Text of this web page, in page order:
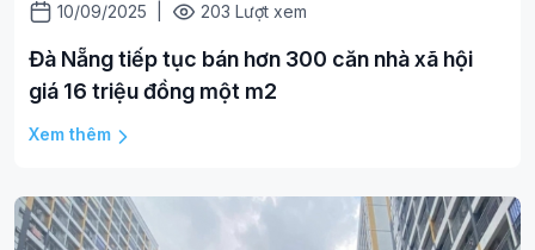
10/09/2025 203 Lượt xem
Đà Nẵng tiếp tục bán hơn 300 căn nhà xã hội
giá 16 triệu đồng một m2
Xem thêm